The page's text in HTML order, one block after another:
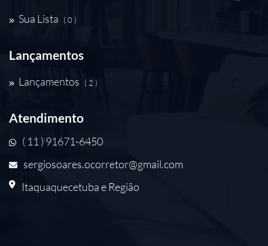
Sua Lista ( 0 )
Lançamentos
Lançamentos ( 2 )
Atendimento
( 11 ) 91671-6450
sergiosoares.ocorretor@gmail.com
Itaquaquecetuba e Região